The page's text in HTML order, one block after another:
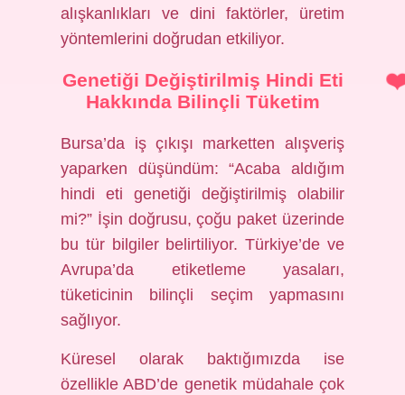
alışkanlıkları ve dini faktörler, üretim
yöntemlerini doğrudan etkiliyor.
Genetiği Değiştirilmiş Hindi Eti
Hakkında Bilinçli Tüketim
Bursa’da iş çıkışı marketten alışveriş
yaparken düşündüm: “Acaba aldığım
hindi eti genetiği değiştirilmiş olabilir
mi?” İşin doğrusu, çoğu paket üzerinde
bu tür bilgiler belirtiliyor. Türkiye’de ve
Avrupa’da etiketleme yasaları,
tüketicinin bilinçli seçim yapmasını
sağlıyor.
Küresel olarak baktığımızda ise
özellikle ABD’de genetik müdahale çok